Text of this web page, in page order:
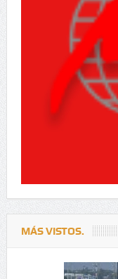
MÁS VISTOS.